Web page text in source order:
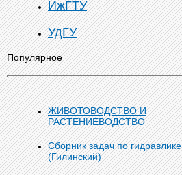
ИжГТУ
УдГУ
Популярное
ЖИВОТОВОДСТВО И
РАСТЕНИЕВОДСТВО
Сборник задач по гидравлике
(Гилинский)